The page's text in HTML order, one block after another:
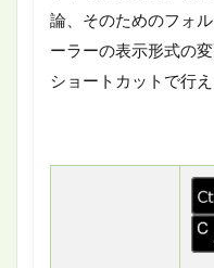
論、そのためのフォ
ーラーの表示形式の
ショートカットで行え